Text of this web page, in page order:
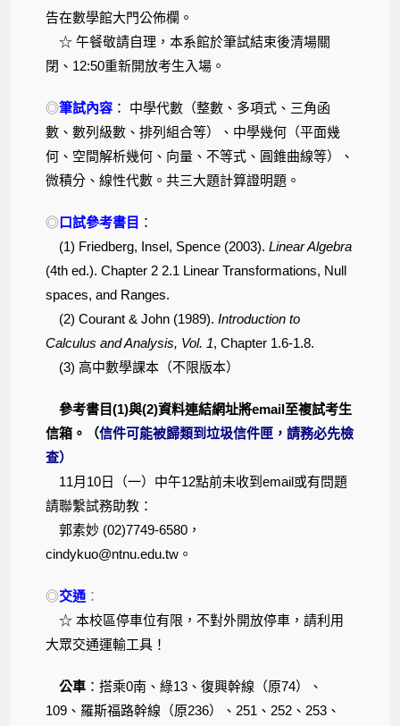
告在數學館大門公佈欄。
☆ 午餐敬請自理，本系館於筆試結束後清場關
閉、12:50重新開放考生入場。
◎筆試內容 ： 中學代數（整數、多項式、三角函
數、數列級數、排列組合等）、中學幾何（平面幾
何、空間解析幾何、向量、不等式、圓錐曲線等）、
微積分、線性代數。共三大題計算證明題。
◎口試參考書目 ：
(1) Friedberg, Insel, Spence (2003).Linear Algebra
(4th ed.). Chapter 2 2.1 Linear Transformations, Null
spaces, and Ranges.
(2) Courant & John (1989).Introduction to
Calculus and Analysis, Vol. 1, Chapter 1.6-1.8.
(3) 高中數學課本（不限版本）
參考書目(1)與(2)資料連結網址將email至複試考生
信箱。（信件可能被歸類到垃圾信件匣，請務必先檢
查）
11月10日（一）中午12點前未收到email或有問題
請聯繫試務助教：
郭素妙 (02)7749-6580，
cindykuo@ntnu.edu.tw。
◎交通 ：
☆ 本校區停車位有限，不對外開放停車，請利用
大眾交通運輸工具！
公車 ：搭乘0南、綠13、復興幹線（原74）、
109、羅斯福路幹線（原236）、251、252、253、